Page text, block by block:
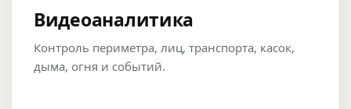
Видеоаналитика
Контроль периметра, лиц, транспорта, касок,
дыма, огня и событий.